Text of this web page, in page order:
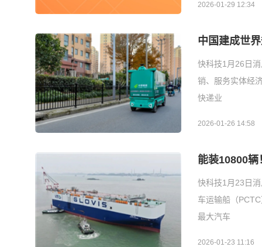
2026-01-29 12:34
中国建成世
快科技1月26日
销、服务实体经
快递业
2026-01-26 14:58
能装10800
快科技1月23日
车运输船（
最大汽车
2026-01-23 11:16